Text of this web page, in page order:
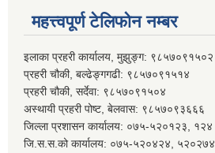
महत्त्वपूर्ण टेलिफोन नम्बर
इलाका प्रहरी कार्यालय, मुझुङ्ग: ९८५७०९१५०२
प्रहरी चौकी, बल्ढेङ्गगढी: ९८५७०९१५१४
प्रहरी चौकी, सर्देवा: ९८५७०९१५०४
अस्थायी प्रहरी पोष्ट, बेलवास: ९८५७०९३६६६
जिल्ला प्रशासन कार्यालय: ०७५-५२०१२३, १२४
जि.स.स.को कार्यालय: ०७५-५२०४२४, ५२०२७४